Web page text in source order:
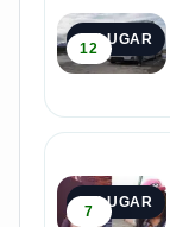
4º LUGAR
12
5º LUGAR
7